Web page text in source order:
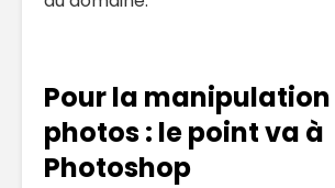
Pour la
photos : le point va à
Photoshop